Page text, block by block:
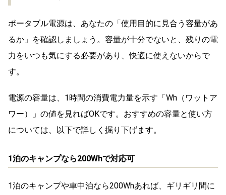
ポータブル電源は、あなたの「使用目的に見合う容量があ
るか」を確認しましょう。容量が十分でないと、残りの電
力をいつも気にする必要があり、快適に使えないからで
す。
電源の容量は、1時間の消費電力量を示す「Wh（ワットア
ワー）」の値を見ればOKです。おすすめの容量と使い方
については、以下で詳しく掘り下げます。
1泊のキャンプなら200Whで対応可
1泊のキャンプや車中泊なら200Whあれば、ギリギリ間に